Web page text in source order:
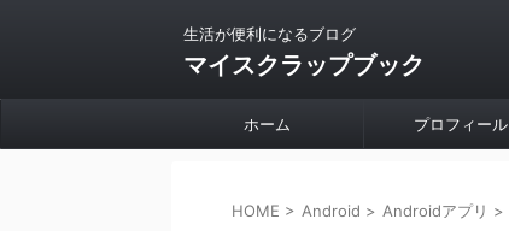
生活が便利になるブログ
マイスクラップブック
ホーム プロフィール
HOME > Android > Androidアプリ >